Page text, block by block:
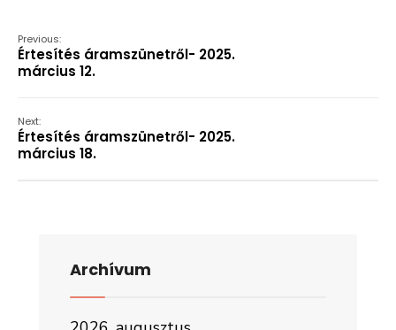
Previous:
Értesítés áramszünetről- 2025.
március 12.
Next:
Értesítés áramszünetről- 2025.
március 18.
Archívum